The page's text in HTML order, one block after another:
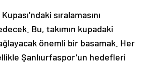
sıralamasını
Bu, takımın kupadaki
önemli bir basamak. Her
Şanlıurfaspor’un hedefleri